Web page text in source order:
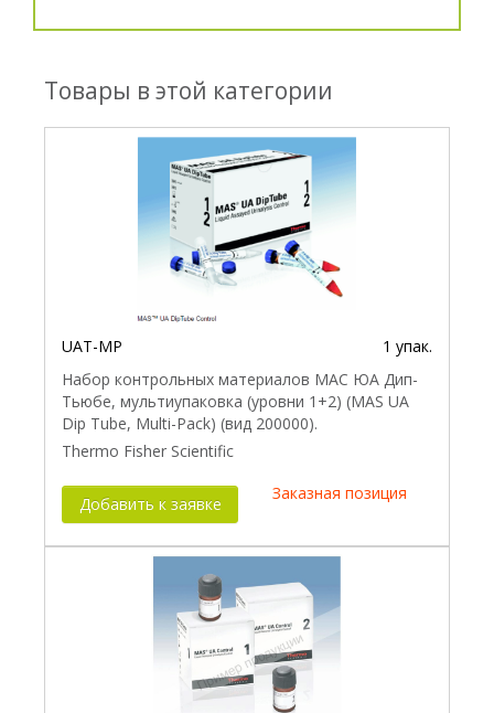
Товары в этой категории
UAT-MP
1 упак.
Набор контрольных материалов МАС ЮА Дип-
Тьюбе, мультиупаковка (уровни 1+2) (MAS UA
Dip Tube, Multi-Pack) (вид 200000).
Thermo Fisher Scientific
Добавить к заявке
Заказная позиция